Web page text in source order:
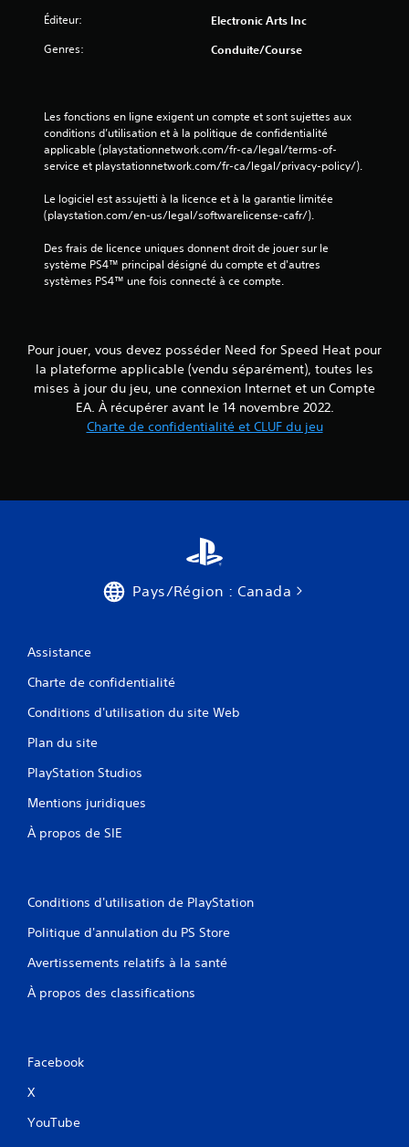
Éditeur: Electronic Arts Inc
Genres: Conduite/course
Les fonctions en ligne exigent un compte et sont sujettes aux
conditions d’utilisation et à la politique de confidentialité
applicable (playstationnetwork.com/fr-ca/legal/terms-of-
service et playstationnetwork.com/fr-ca/legal/privacy-policy/).
Le logiciel est assujetti à la licence et à la garantie limitée
(playstation.com/en-us/legal/softwarelicense-cafr/).
Des frais de licence uniques donnent droit de jouer sur le
système PS4™ principal désigné du compte et d'autres
systèmes PS4™ une fois connecté à ce compte.
Pour jouer, vous devez posséder Need for Speed Heat pour
la plateforme applicable (vendu séparément), toutes les
mises à jour du jeu, une connexion Internet et un Compte
EA. À récupérer avant le 14 novembre 2022.
Charte de confidentialité et CLUF du jeu
Pays/Région : Canada
Assistance
Charte de confidentialité
Conditions d'utilisation du site Web
Plan du site
PlayStation Studios
Mentions juridiques
À propos de SIE
Conditions d'utilisation de PlayStation
Politique d'annulation du PS Store
Avertissements relatifs à la santé
À propos des classifications
Facebook
X
YouTube